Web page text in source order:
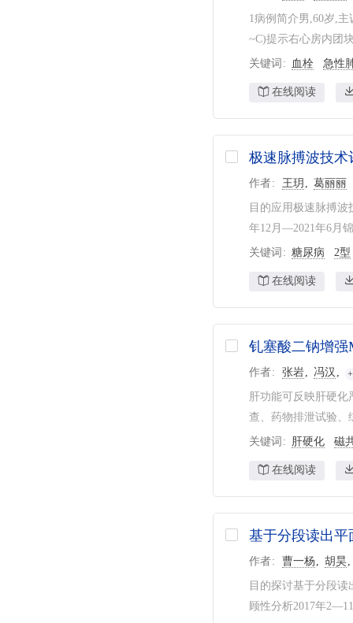
1病例简介男,60岁,
~C)提示右心房内团
关键词 血栓 急性
在线阅读
极速脉搏波技术
作者 王玥 葛丽丽
目的应用极速脉搏
年12月—2021年6月
关键词 糖尿病 2型
在线阅读
钆塞酸二钠增
作者 张岩 冯汉
肝功能可反映肝硬
查、药物排泄试验、
关键词 肝硬化 磁
在线阅读
基于分段读出
作者 曹一杨 胡昊
目的探讨基于分段
顾性分析2017年